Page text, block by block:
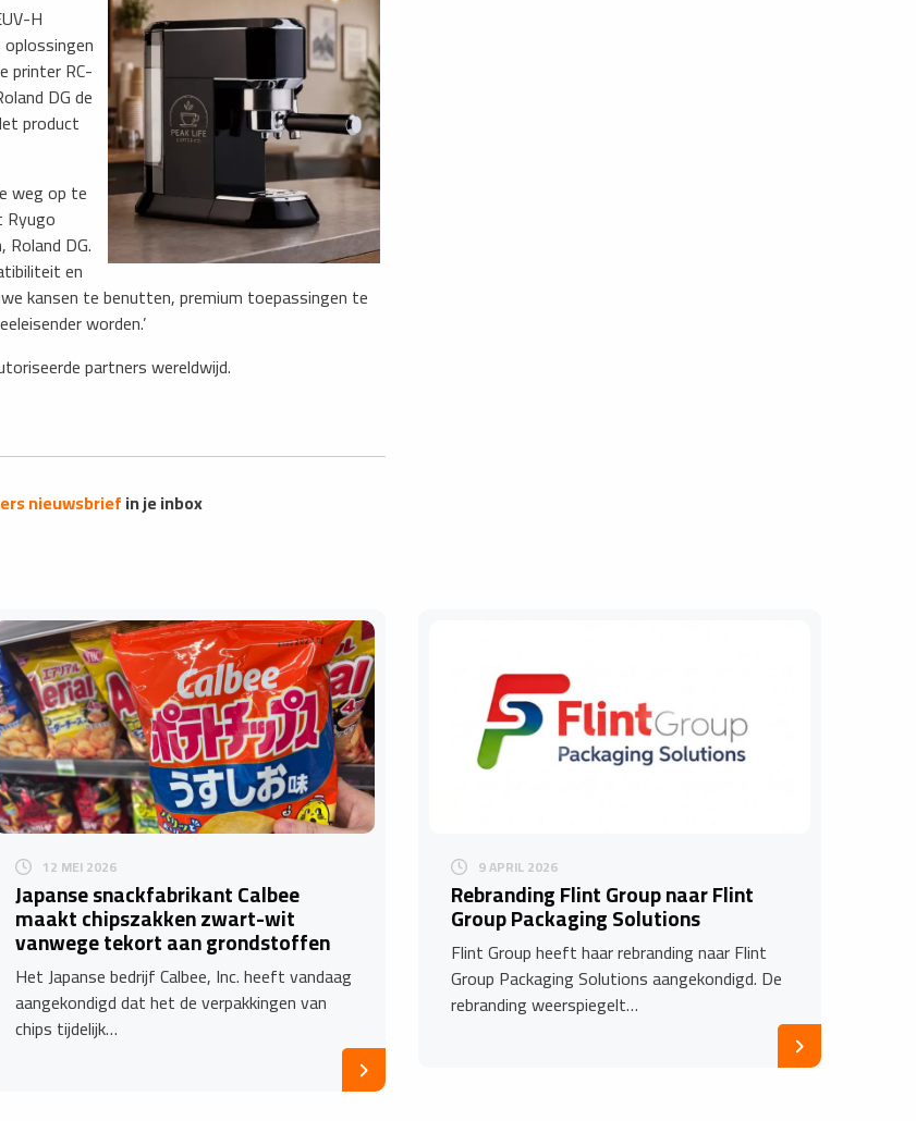
H
printer RC-
DG de
product
weg op te
Ryugo
DG.
en
kansen te benutten, premium toepassingen te
worden.’
partners wereldwijd.
nieuwsbriefin je inbox
12 MEI 2026
Japanse snackfabrikant Calbee
maakt chipszakken zwart-wit
vanwege tekort aan grondstoffen
Het Japanse bedrijf Calbee, Inc. heeft vandaag
aangekondigd dat het de verpakkingen van
chips tijdelijk…
9 APRIL 2026
Rebranding Flint Group naar Flint
Group Packaging Solutions
Flint Group heeft haar rebranding naar Flint
Group Packaging Solutions aangekondigd. De
rebranding weerspiegelt…